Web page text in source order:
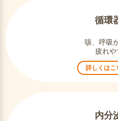
循環
咳、呼吸
疲れや
詳しくはこ
内分